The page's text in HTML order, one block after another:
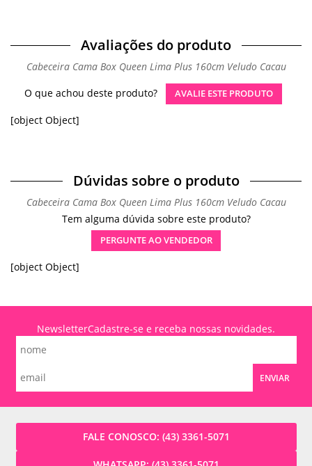
Avaliações do produto
Cabeceira Cama Box Queen Lima Plus 160cm Veludo Cacau
O que achou deste produto?
AVALIE ESTE PRODUTO
[object Object]
Dúvidas sobre o produto
Cabeceira Cama Box Queen Lima Plus 160cm Veludo Cacau
Tem alguma dúvida sobre este produto?
PERGUNTE AO VENDEDOR
[object Object]
NewsletterCadastre-se e receba nossas novidades.
ENVIAR
FALE CONOSCO: (43) 3361-5071